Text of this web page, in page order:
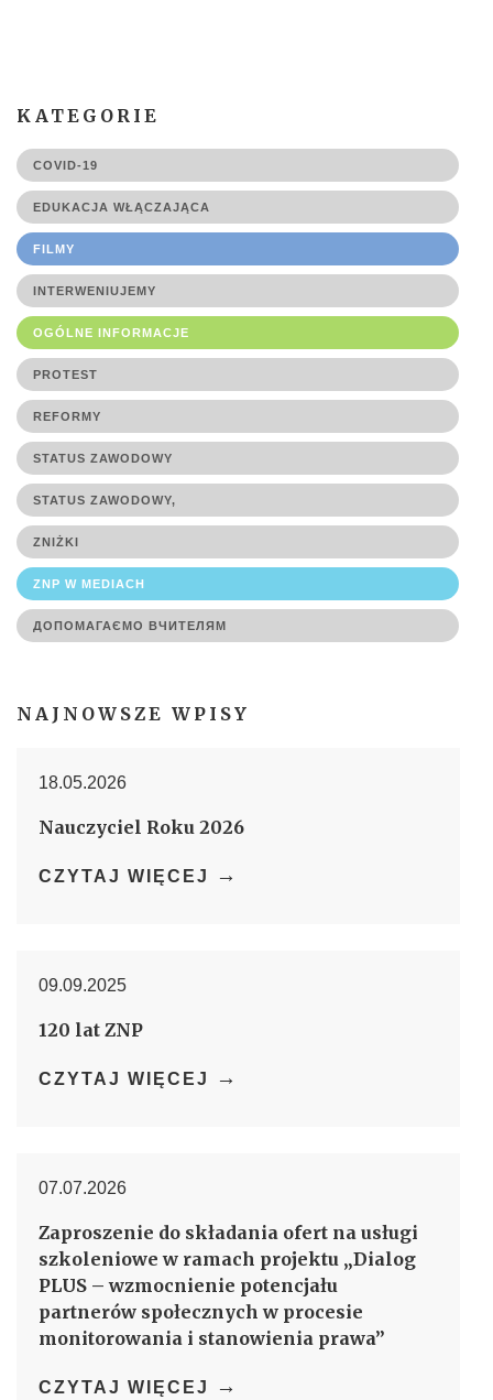
KATEGORIE
COVID-19
EDUKACJA WŁĄCZAJĄCA
FILMY
INTERWENIUJEMY
OGÓLNE INFORMACJE
PROTEST
REFORMY
STATUS ZAWODOWY
STATUS ZAWODOWY,
ZNIŻKI
ZNP W MEDIACH
ДОПОМАГАЄМО ВЧИТЕЛЯМ
NAJNOWSZE WPISY
18.05.2026
Nauczyciel Roku 2026
CZYTAJ WIĘCEJ →
09.09.2025
120 lat ZNP
CZYTAJ WIĘCEJ →
07.07.2026
Zaproszenie do składania ofert na usługi
szkoleniowe w ramach projektu „Dialog
PLUS – wzmocnienie potencjału
partnerów społecznych w procesie
monitorowania i stanowienia prawa”
CZYTAJ WIĘCEJ →